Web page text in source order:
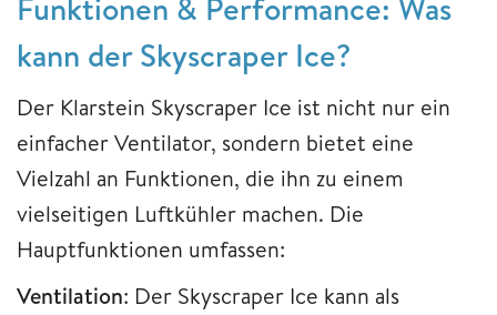
kann der Skyscraper Ice?
Der Klarstein Skyscraper Ice ist nicht nur ein
einfacher Ventilator, sondern bietet eine
Vielzahl an Funktionen, die ihn zu einem
vielseitigen Luftkühler machen. Die
Hauptfunktionen umfassen:
Ventilation: Der Skyscraper Ice kann als